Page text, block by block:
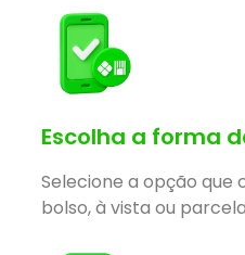
Escolha a forma
Selecione a opção que
bolso, à vista ou